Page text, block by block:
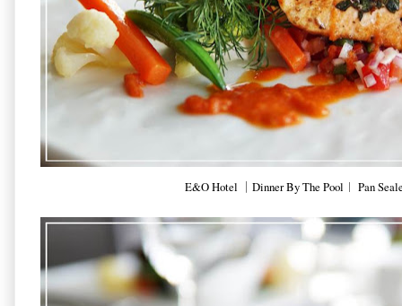
E&O Hotel ｜Dinner By The Pool︱ Pan